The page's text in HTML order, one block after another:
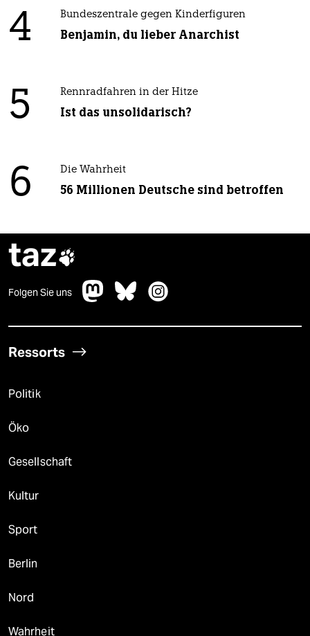
4 Bundeszentrale gegen Kinderfiguren
Benjamin, du lieber Anarchist
5 Rennradfahren in der Hitze
Ist das unsolidarisch?
6 Die Wahrheit
56 Millionen Deutsche sind betroffen
taz
Folgen Sie uns
Ressorts
Politik
Öko
Gesellschaft
Kultur
Sport
Berlin
Nord
Wahrheit